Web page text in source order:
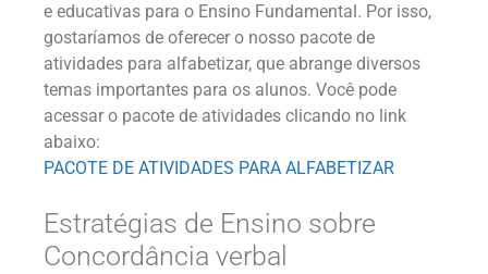
e educativas para o Ensino Fundamental. Por isso,
gostaríamos de oferecer o nosso pacote de
atividades para alfabetizar, que abrange diversos
temas importantes para os alunos. Você pode
acessar o pacote de atividades clicando no link
abaixo:
PACOTE DE ATIVIDADES PARA ALFABETIZAR
Estratégias de Ensino sobre
Concordância verbal